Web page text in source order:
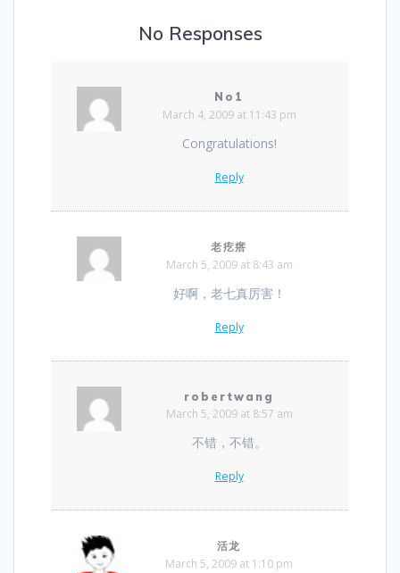
No Responses
No1
March 4, 2009 at 11:43 pm
Congratulations!
Reply
老疙瘩
March 5, 2009 at 8:43 am
好啊，老七真厉害！
Reply
robertwang
March 5, 2009 at 8:57 am
不错，不错。
Reply
活龙
March 5, 2009 at 1:10 pm